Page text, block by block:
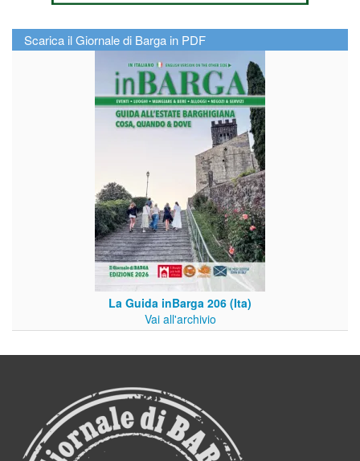
Scarica il Giornale di Barga in PDF
La Guida inBarga 206 (Ita)
Vai all'archivio